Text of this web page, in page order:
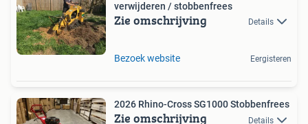
verwijderen / stobbenfrees
Zie omschrijving Details
Bezoek website Eergisteren
2026 Rhino-Cross SG1000 Stobbenfrees
Zie omschrijving Details